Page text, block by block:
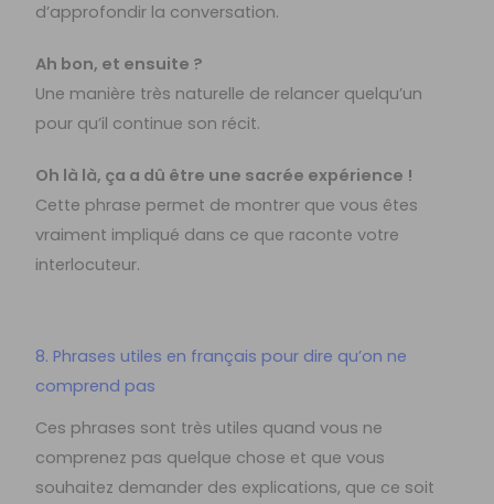
d’approfondir la conversation.
Ah bon, et ensuite ?
Une manière très naturelle de relancer quelqu’un
pour qu’il continue son récit.
Oh là là, ça a dû être une sacrée expérience !
Cette phrase permet de montrer que vous êtes
vraiment impliqué dans ce que raconte votre
interlocuteur.
8. Phrases utiles en français pour dire qu’on ne
comprend pas
Ces phrases sont très utiles quand vous ne
comprenez pas quelque chose et que vous
souhaitez demander des explications, que ce soit